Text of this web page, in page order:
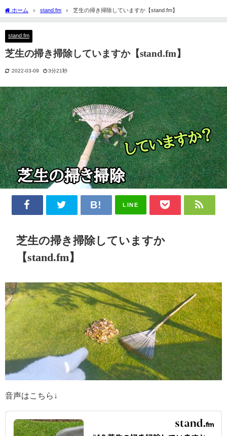
ホーム stand.fm 芝生の掃き掃除していますか【stand.fm】
stand.fm
芝生の掃き掃除していますか【stand.fm】
2022-03-09 3分21秒
LINE
芝生の掃き掃除していますか
【stand.fm】
音声はこちら↓